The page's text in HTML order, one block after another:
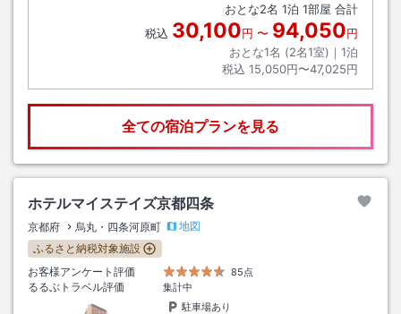
おとな2名 1泊 1部屋 合計
税込 30,100円 〜 94,050円
おとな1名 (2名1室)｜ 1泊
税込 15,050円〜47,025円
全ての宿泊プランを見る
ホテルマイステイズ京都四条
京都府 烏丸・四条河原町
地図
ふるさと納税対象施設
お客様アンケート評価
85点
るるぶトラベル評価
集計中
駐車場あり